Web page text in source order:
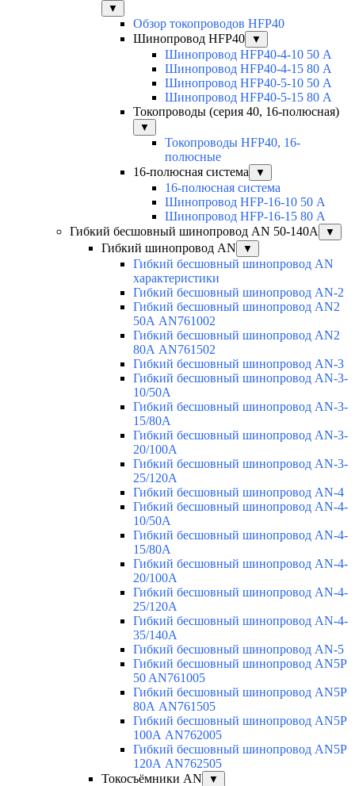
▼
Обзор токопроводов HFP40
Шинопровод HFP40
▼
Шинопровод HFP40-4-10 50 А
Шинопровод HFP40-4-15 80 А
Шинопровод HFP40-5-10 50 А
Шинопровод HFP40-5-15 80 А
Токопроводы (серия 40, 16-полюсная)
▼
Токопроводы HFP40, 16-
полюсные
16-полюсная система
▼
16-полюсная система
Шинопровод HFP-16-10 50 А
Шинопровод HFP-16-15 80 А
Гибкий бесшовный шинопровод AN 50-140А
▼
Гибкий шинопровод AN ▼
Гибкий бесшовный шинопровод AN
характеристики
Гибкий бесшовный шинопровод AN-2
Гибкий бесшовный шинопровод AN2
50А AN761002
Гибкий бесшовный шинопровод AN2
80А AN761502
Гибкий бесшовный шинопровод AN-3
Гибкий бесшовный шинопровод AN-3-
10/50A
Гибкий бесшовный шинопровод AN-3-
15/80A
Гибкий бесшовный шинопровод AN-3-
20/100A
Гибкий бесшовный шинопровод AN-3-
25/120A
Гибкий бесшовный шинопровод AN-4
Гибкий бесшовный шинопровод AN-4-
10/50A
Гибкий бесшовный шинопровод AN-4-
15/80A
Гибкий бесшовный шинопровод AN-4-
20/100A
Гибкий бесшовный шинопровод AN-4-
25/120A
Гибкий бесшовный шинопровод AN-4-
35/140A
Гибкий бесшовный шинопровод AN-5
Гибкий бесшовный шинопровод AN5P
50 AN761005
Гибкий бесшовный шинопровод AN5P
80А AN761505
Гибкий бесшовный шинопровод AN5P
100А AN762005
Гибкий бесшовный шинопровод AN5P
120А AN762505
Токосъёмники AN
▼